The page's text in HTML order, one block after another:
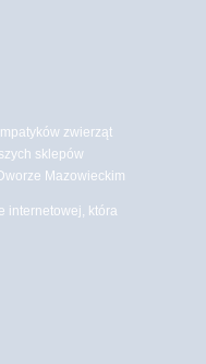
zwierząt
sklepów
Mazowieckim
internetowej, która